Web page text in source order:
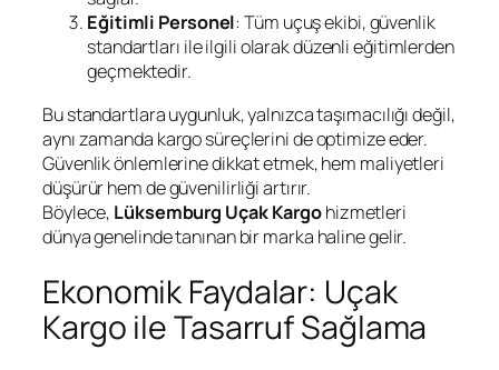
Eğitimli Personel: Tüm uçuş ekibi, güvenlik
standartları ile ilgili olarak düzenli eğitimlerden
geçmektedir.
Bu standartlara uygunluk, yalnızca taşımacılığı değil,
aynı zamanda kargo süreçlerini de optimize eder.
Güvenlik önlemlerine dikkat etmek, hem maliyetleri
düşürür hem de güvenilirliği artırır.
Böylece, Lüksemburg Uçak Kargohizmetleri
dünya genelinde tanınan bir marka haline gelir.
Ekonomik Faydalar: Uçak
Kargo ile Tasarruf Sağlama